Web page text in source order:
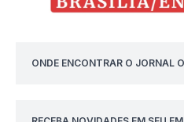
ONDE ENCONTRAR O JORNAL